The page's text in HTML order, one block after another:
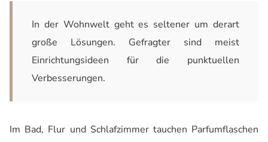
In der Wohnwelt geht es seltener um derart
große Lösungen. Gefragter sind meist
Einrichtungsideen für die punktuellen
Verbesserungen.
Im Bad, Flur und Schlafzimmer tauchen Parfumflaschen